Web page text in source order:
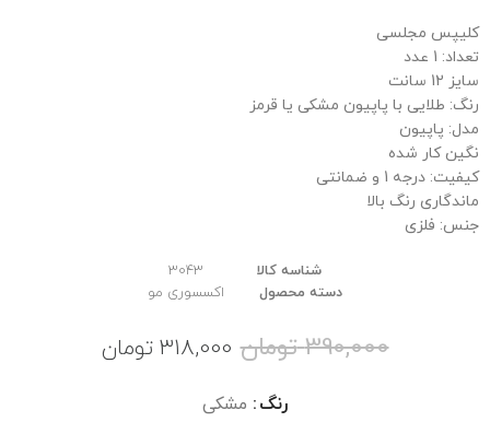
کلیپس مجلسی
تعداد: 1 عدد
سایز 12 سانت
رنگ: طلایی با پاپیون مشکی یا قرمز
مدل: پاپیون
نگین کار شده
کیفیت: درجه 1 و ضمانتی
ماندگاری رنگ بالا
جنس: فلزی
شناسه کالا
3043
دسته محصول
اکسسوری مو
390,000 تومان 318,000 تومان
رنگ مشکی